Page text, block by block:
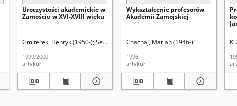
Uroczystości akademickie w
Zamościu w XVI-XVIII wieku
Gmiterek, Henryk (1950-) Seidler, Grzegorz Leopold (1913-1924). Red.
1999/2000
artykuł
Wykształcenie profesorów
Akademii Zamojskiej
Chachaj, Marian (1946-)
1996
artykuł